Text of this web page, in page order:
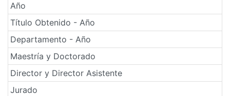
Año
Título Obtenido - Año
Departamento - Año
Maestría y Doctorado
Director y Director Asistente
Jurado